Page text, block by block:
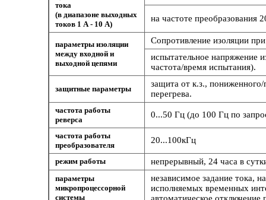
тока
(в диапазоне выходных
токов 1 А - 10 А)
на частоте преобразования
параметры изоляции
между входной и
выходной цепями
Сопротивление изоляции
испытательное напряжение
частота/время испытания).
защитные параметры
защита от к.з.,
перегрева.
частота работы
реверса
0...50 Гц (до 100 Гц по
частота работы
преобразователя
20...100кГц
режим работы непрерывный, 24 часа в
параметры
микропроцессорной
системы
независимое задание тока,
исполняемых временных
автоматическое